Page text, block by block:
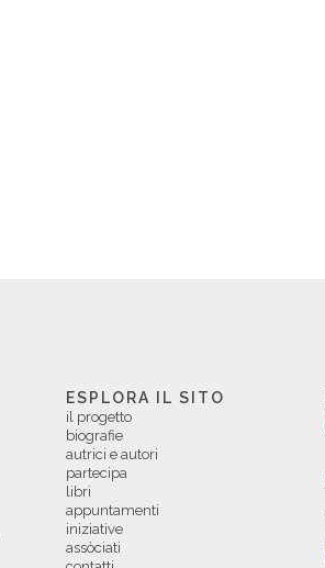
ESPLORA IL SITO
il progetto
biografie
autrici e autori
partecipa
libri
appuntamenti
iniziative
assòciati